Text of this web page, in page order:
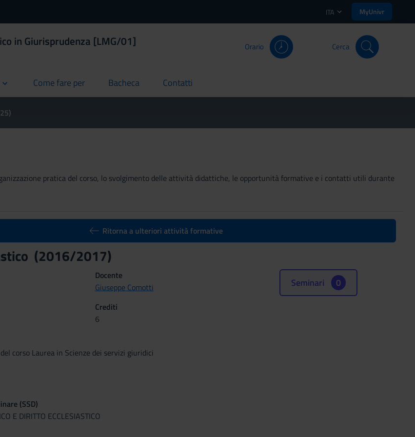
ITA MyUnivr
in Giurisprudenza [LMG/01] Orario Cerca
Come fare per
current Bacheca
current Contatti
current
pratica del corso, lo svolgimento delle attività didattiche, le opportunità formative e i contatti utili durante
Ritorna a ulteriori attività formative
(2016/2017)
Docente
Giuseppe Comotti
Crediti
6
corso Laurea in Scienze dei servizi giuridici
(SSD)
E DIRITTO ECCLESIASTICO
Seminari 0